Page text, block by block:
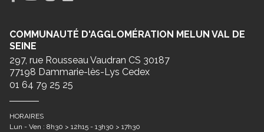
COMMUNAUTÉ D'AGGLOMÉRATION MELUN VAL DE
SEINE
297, rue Rousseau Vaudran CS 30187
77198 Dammarie-lès-Lys Cedex
01 64 79 25 25
HORAIRES
Lun - Ven : 8h30 > 12h15 - 13h30 > 17h30